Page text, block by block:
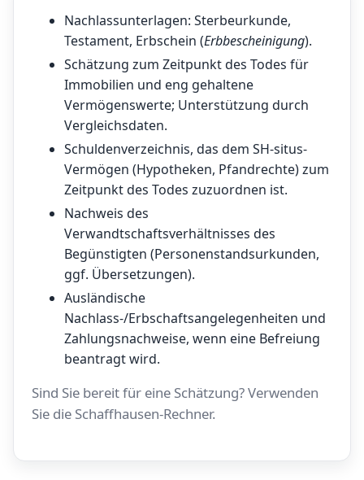
Nachlassunterlagen: Sterbeurkunde,
Testament, Erbschein (Erbbescheinigung).
Schätzung zum Zeitpunkt des Todes für
Immobilien und eng gehaltene
Vermögenswerte; Unterstützung durch
Vergleichsdaten.
Schuldenverzeichnis, das dem SH-situs-
Vermögen (Hypotheken, Pfandrechte) zum
Zeitpunkt des Todes zuzuordnen ist.
Nachweis des
Verwandtschaftsverhältnisses des
Begünstigten (Personenstandsurkunden,
ggf. Übersetzungen).
Ausländische
Nachlass-/Erbschaftsangelegenheiten und
Zahlungsnachweise, wenn eine Befreiung
beantragt wird.
Sind Sie bereit für eine Schätzung? Verwenden
Sie die Schaffhausen-Rechner.